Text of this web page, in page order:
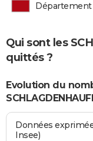
Département
Qui sont les
quittés ?
Evolution du
Données
Insee)